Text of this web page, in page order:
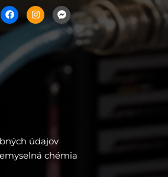
a
c
e
b
o
k
n
s
t
g
r
a
a
c
e
b
údajov
chémia